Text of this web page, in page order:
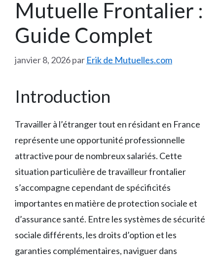
Mutuelle Frontalier :
Guide Complet
janvier 8, 2026par Erik de Mutuelles.com
Introduction
Travailler à l’étranger tout en résidant en France
représente une opportunité professionnelle
attractive pour de nombreux salariés. Cette
situation particulière de travailleur frontalier
s’accompagne cependant de spécificités
importantes en matière de protection sociale et
d’assurance santé. Entre les systèmes de sécurité
sociale différents, les droits d’option et les
garanties complémentaires, naviguer dans